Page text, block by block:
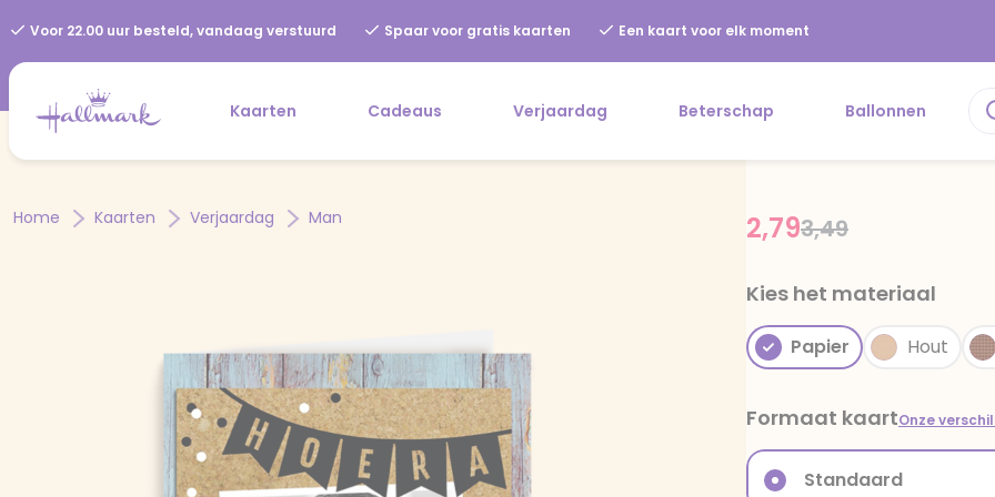
Voor 22.00 uur besteld, vandaag verstuurd Spaar voor gratis kaarten Een kaart voor elk moment
Kaarten Cadeaus Verjaardag Beterschap Ballonnen
Home Kaarten Verjaardag Man Price reduced
3,49to
2,79
Kies het materiaal
Papier Hout
Formaat kaartOnze
Standaard